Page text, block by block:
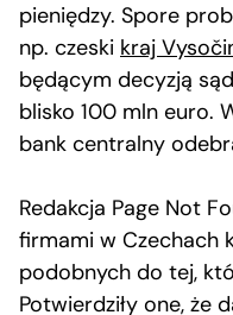
pieniędzy. Spore
np. czeski kraj
będącym decyzją
blisko 100 mln euro.
bank centralny
Redakcja Page Not
firmami w Czechach
podobnych do tej,
Potwierdziły one, że